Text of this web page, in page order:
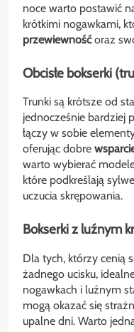
noce warto postawić
krótkimi nogawkami,
przewiewnośćoraz
Obcisłe bokserki
Trunki są krótsze od
jednocześnie bardziej
łączy w sobie
oferując dobre
warto wybierać
które podkreślają
uczucia skrępowania.
Bokserki z luźnym
Dla tych, którzy cenią
żadnego ucisku,
nogawkach i luźnym
mogą okazać się
upalne dni. Warto